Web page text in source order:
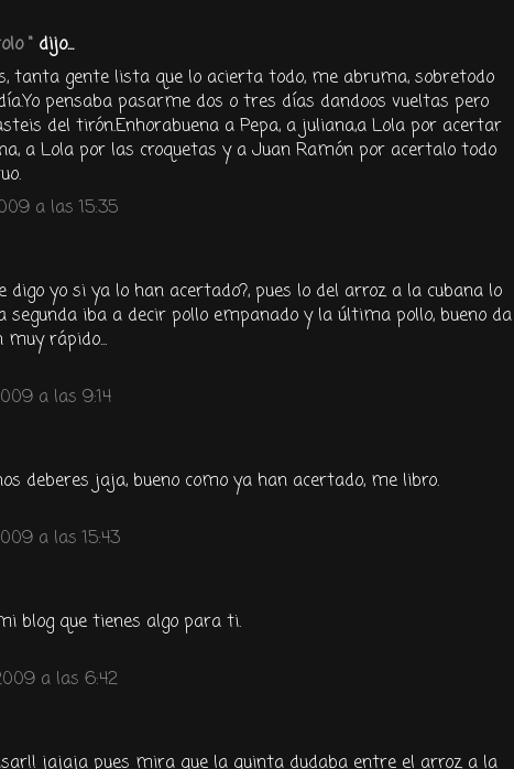
" dijo...
tanta gente lista que lo acierta todo, me abruma, sobretodo
pensaba pasarme dos o tres días dandoos vueltas pero
del tirón.Enhorabuena a Pepa, a juliana,a Lola por acertar
a Lola por las croquetas y a Juan Ramón por acertalo todo
a las 15:35
digo yo si ya lo han acertado?, pues lo del arroz a la cubana lo
segunda iba a decir pollo empanado y la última pollo, bueno da
rápido...
a las 9:14
deberes jaja, bueno como ya han acertado, me libro.
a las 15:43
blog que tienes algo para ti.
a las 6:42
jajaja pues mira que la quinta dudaba entre el arroz a la